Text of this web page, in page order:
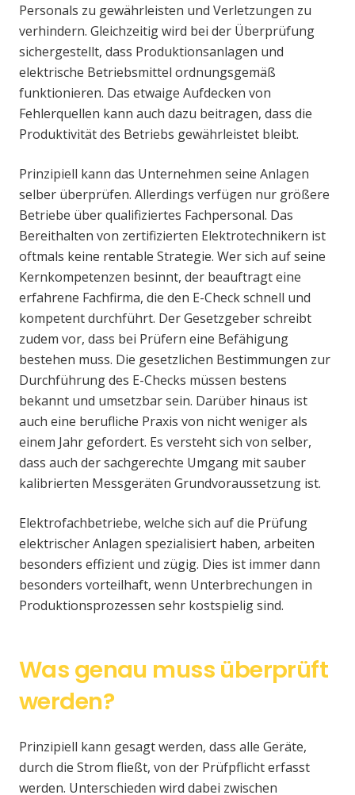
Personals zu gewährleisten und Verletzungen zu
verhindern. Gleichzeitig wird bei der Überprüfung
sichergestellt, dass Produktionsanlagen und
elektrische Betriebsmittel ordnungsgemäß
funktionieren. Das etwaige Aufdecken von
Fehlerquellen kann auch dazu beitragen, dass die
Produktivität des Betriebs gewährleistet bleibt.
Prinzipiell kann das Unternehmen seine Anlagen
selber überprüfen. Allerdings verfügen nur größere
Betriebe über qualifiziertes Fachpersonal. Das
Bereithalten von zertifizierten Elektrotechnikern ist
oftmals keine rentable Strategie. Wer sich auf seine
Kernkompetenzen besinnt, der beauftragt eine
erfahrene Fachfirma, die den E-Check schnell und
kompetent durchführt. Der Gesetzgeber schreibt
zudem vor, dass bei Prüfern eine Befähigung
bestehen muss. Die gesetzlichen Bestimmungen zur
Durchführung des E-Checks müssen bestens
bekannt und umsetzbar sein. Darüber hinaus ist
auch eine berufliche Praxis von nicht weniger als
einem Jahr gefordert. Es versteht sich von selber,
dass auch der sachgerechte Umgang mit sauber
kalibrierten Messgeräten Grundvoraussetzung ist.
Elektrofachbetriebe, welche sich auf die Prüfung
elektrischer Anlagen spezialisiert haben, arbeiten
besonders effizient und zügig. Dies ist immer dann
besonders vorteilhaft, wenn Unterbrechungen in
Produktionsprozessen sehr kostspielig sind.
Was genau muss überprüft
werden?
Prinzipiell kann gesagt werden, dass alle Geräte,
durch die Strom fließt, von der Prüfpflicht erfasst
werden. Unterschieden wird dabei zwischen